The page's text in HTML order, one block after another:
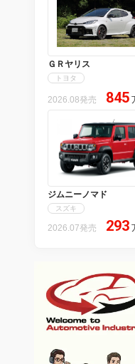
ＧＲヤリス
トヨタ
2026.08発売 845
ジムニーノマド
スズキ
2026.07発売 293